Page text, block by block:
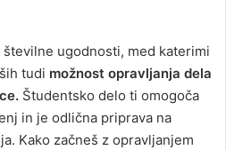
ugodnosti, med katerimi
tudi možnost opravljanja dela
Študentsko delo ti omogoča
in je odlična priprava na
Kako začneš z opravljanjem